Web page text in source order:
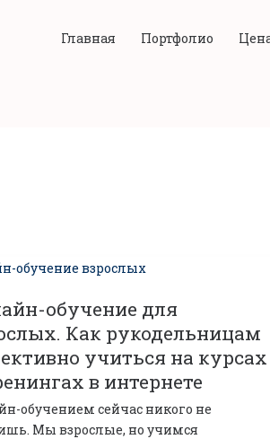
Главная Портфолио
обучение для
Как рукодельницам
учиться на курсах
в интернете
обучением сейчас никого не
Мы взрослые, но учимся